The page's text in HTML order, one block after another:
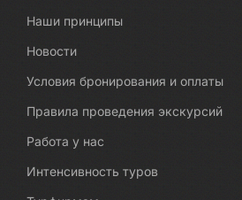
Наши принципы
Новости
Условия бронирования и оплаты
Правила проведения экскурсий
Работа у нас
Интенсивность туров